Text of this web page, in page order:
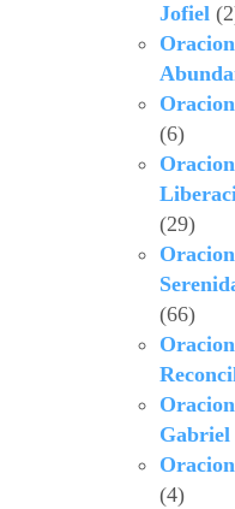
Jofiel
(6)
(29)
(66)
Gabriel
(4)